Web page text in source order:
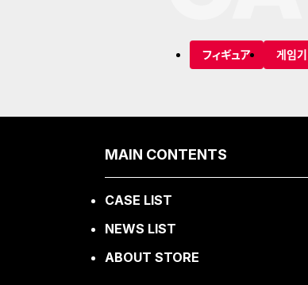
フィギュア 게임기
MAIN CONTENTS
CASE LIST
NEWS LIST
ABOUT STORE